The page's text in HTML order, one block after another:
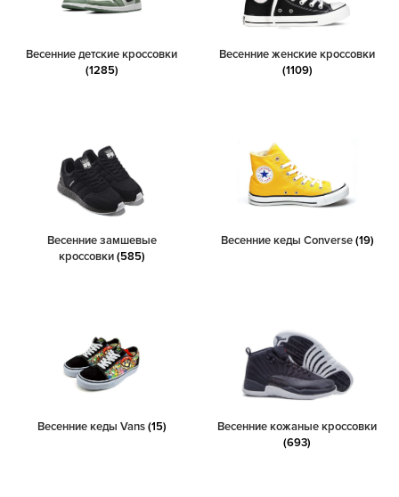
Весенние детские кроссовки
(1285)
Весенние женские кроссовки
(1109)
Весенние замшевые
кроссовки(585)
Весенние кеды Converse(19)
Весенние кеды Vans(15)
Весенние кожаные кроссовки
(693)